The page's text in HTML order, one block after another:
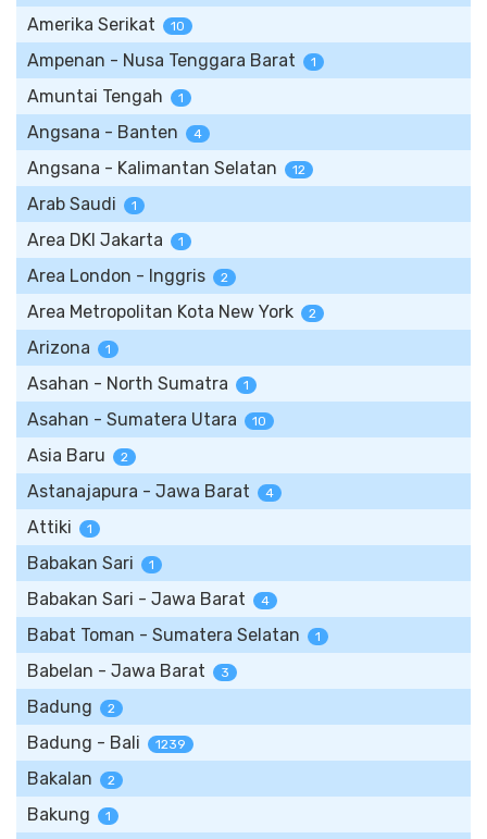
Amerika Serikat 10
Ampenan - Nusa Tenggara Barat 1
Amuntai Tengah 1
Angsana - Banten 4
Angsana - Kalimantan Selatan 12
Arab Saudi 1
Area DKI Jakarta 1
Area London - Inggris 2
Area Metropolitan Kota New York 2
Arizona 1
Asahan - North Sumatra 1
Asahan - Sumatera Utara 10
Asia Baru 2
Astanajapura - Jawa Barat 4
Attiki 1
Babakan Sari 1
Babakan Sari - Jawa Barat 4
Babat Toman - Sumatera Selatan 1
Babelan - Jawa Barat 3
Badung 2
Badung - Bali 1239
Bakalan 2
Bakung 1